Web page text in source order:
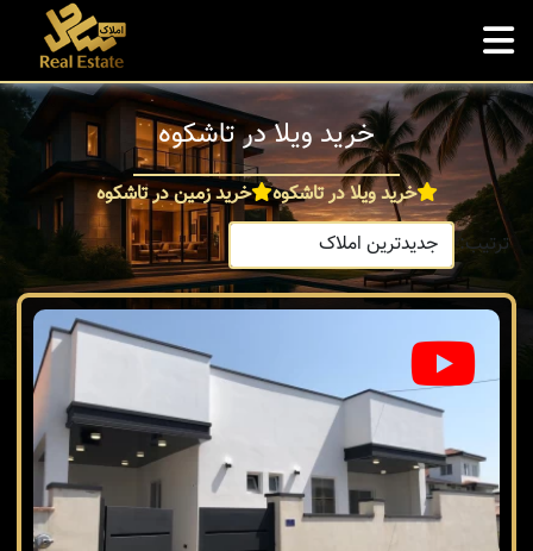
خرید ویلا در تاشکوه
خرید ویلا در تاشکوه
خرید زمین در تاشکوه
ترتیب: